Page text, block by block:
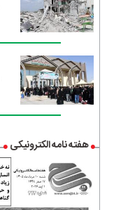
هفته نامه الکترونیکی